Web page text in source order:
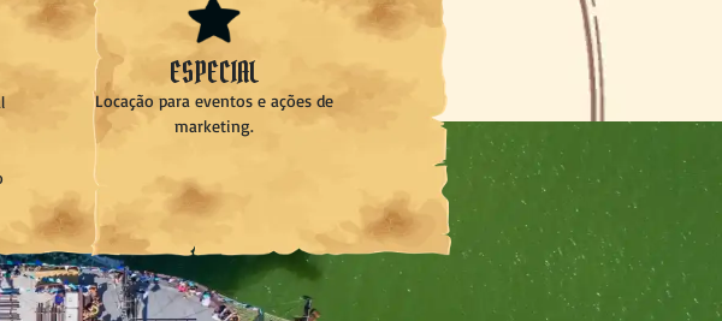
ESPECIAL
Locação para eventos e ações de
marketing.